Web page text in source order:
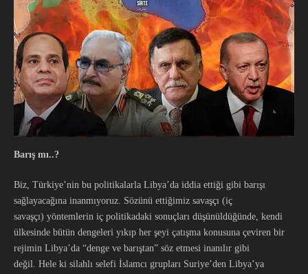
Barış mı..?
Biz, Türkiye’nin bu politikalarla Libya’da iddia ettiği gibi barışı
sağlayacağına inanmıyoruz. Sözünü ettiğimiz savaşçı (iç
savaşçı) yöntemlerin iç politikadaki sonuçları düşünüldüğünde, kendi
ülkesinde bütün dengeleri yıkıp her şeyi çatışma konusuna çeviren bir
rejimin Libya’da “denge ve barıştan” söz etmesi inanılır gibi
değil. Hele ki silahlı selefi İslamcı grupları Suriye’den Libya’ya